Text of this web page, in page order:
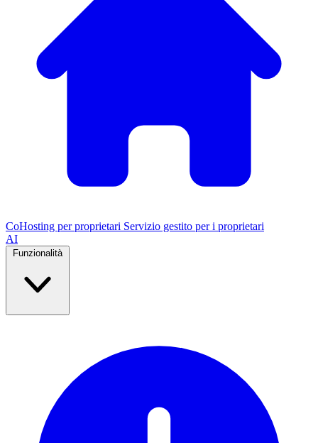
CoHosting per proprietari Servizio gestito per i proprietari
AI
Funzionalità